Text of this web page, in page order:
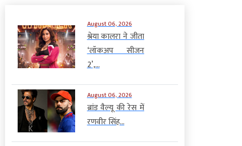
August 06, 2026
श्रेया कालरा ने जीता
‘लॉकअप सीजन
2’,...
August 06, 2026
ब्रांड वैल्यू की रेस में
रणवीर सिंह...